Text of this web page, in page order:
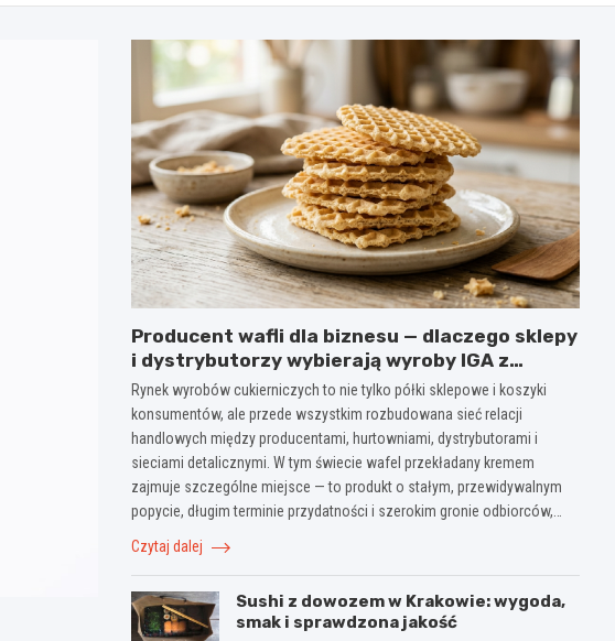
Producent wafli dla biznesu — dlaczego sklepy
i dystrybutorzy wybierają wyroby IGA z
Mogielnicy
Rynek wyrobów cukierniczych to nie tylko półki sklepowe i koszyki
konsumentów, ale przede wszystkim rozbudowana sieć relacji
handlowych między producentami, hurtowniami, dystrybutorami i
sieciami detalicznymi. W tym świecie wafel przekładany kremem
zajmuje szczególne miejsce — to produkt o stałym, przewidywalnym
popycie, długim terminie przydatności i szerokim gronie odbiorców,…
Czytaj dalej
Sushi z dowozem w Krakowie: wygoda,
smak i sprawdzona jakość